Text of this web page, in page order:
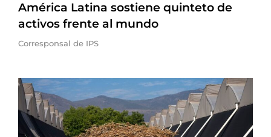
América Latina sostiene quinteto de
activos frente al mundo
Corresponsal de IPS